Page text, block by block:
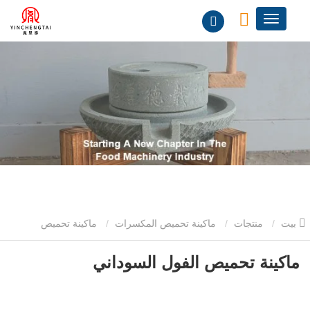
منتجات ماكينة تحميص المكسرات ماكينة تحميص
المكسرات
ماكينة تحميص الفول السوداني